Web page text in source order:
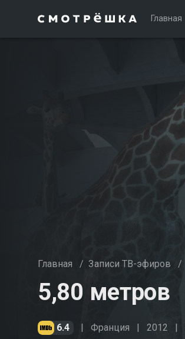
Главная
Главная / Записи ТВ-эфиров /
5,80 метров
6.4 Франция 2012